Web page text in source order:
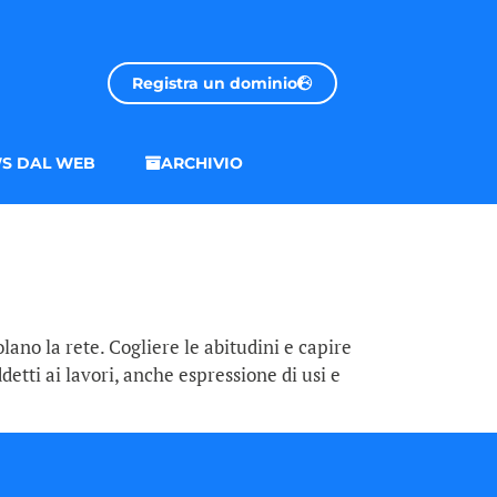
Registra un dominio
DAL WEB ARCHIVIO
la rete. Cogliere le abitudini e capire
ai lavori, anche espressione di usi e